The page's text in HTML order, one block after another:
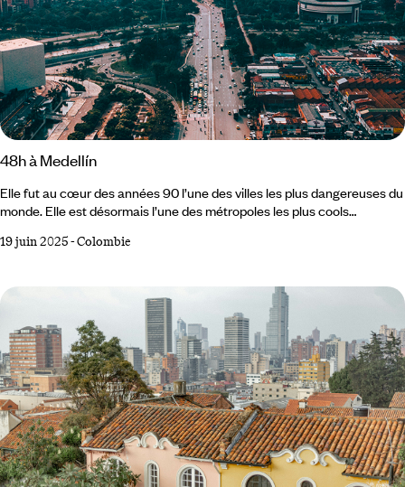
48h à Medellín
Elle fut au cœur des années 90 l’une des villes les plus dangereuses du
monde. Elle est désormais l’une des métropoles les plus cools
résurrection. Des années Escobar à aujourd’hui, la deuxième ville de
devenir attractive. Elle peut compter sur un climat idéal, une végétation
aussi exubérante que sa riche scène artistique et culturelle et un sens
certain de la fête.
19 juin 2025-Colombie